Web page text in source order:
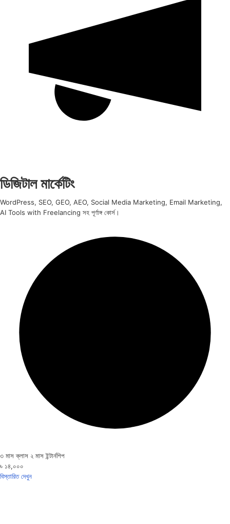
ডিজিটাল মার্কেটিং
WordPress, SEO, GEO, AEO, Social Media Marketing, Email Marketing,
AI Tools with Freelancing সহ পূর্ণাঙ্গ কোর্স।
৩ মাস ক্লাস ২ মাস ইন্টার্নশিপ
৳ ১৪,০০০
বিস্তারিত দেখুন